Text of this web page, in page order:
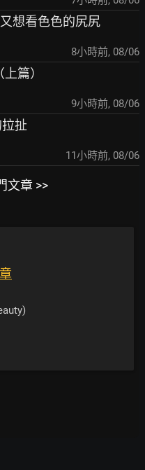
想看色色的尻尻
8小時前, 08/06
篇）
9小時前, 08/06
扯
11小時前, 08/06
文章 >>